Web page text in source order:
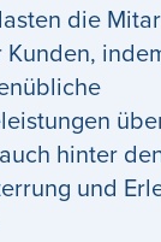
die
Kunden,
hinter
und